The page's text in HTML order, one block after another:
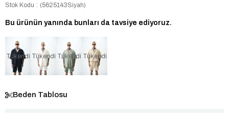
Stok Kodu
(5625143Siyah)
Bu ürünün yanında bunları da tavsiye ediyoruz.
Tükendi Tükendi Tükendi Tükendi
Beden Tablosu